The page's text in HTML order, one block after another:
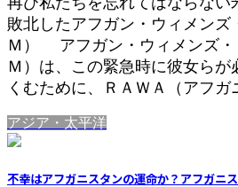
敗北したアフガン・ウィメンズ
Ｍ） アフガン・ウィメンズ・
Ｍ）は、この緊急時に彼女らが
くむために、ＲＡＷＡ（アフ
アジア・太平洋
不幸はアフガニスタンの運命か？アフガニ